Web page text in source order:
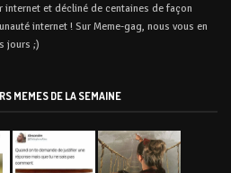
internet et décliné de centaines de façon
internet ! Sur Meme-gag, nous vous en
jours ;)
MEMES DE LA SEMAINE